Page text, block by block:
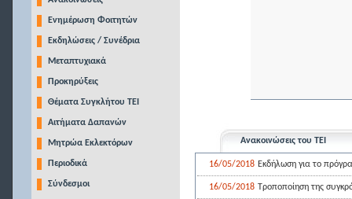
Ενημέρωση Φοιτητών
Εκδηλώσεις / Συνέδρια
Μεταπτυχιακά
Προκηρύξεις
Θέματα Συγκλήτου ΤΕΙ
Αιτήματα Δαπανών
Μητρώα Εκλεκτόρων
Περιοδικά
Σύνδεσμοι
Ανακοινώσεις του ΤΕΙ
16/05/2018 Εκδήλωση για το
16/05/2018 Τροποποίηση της